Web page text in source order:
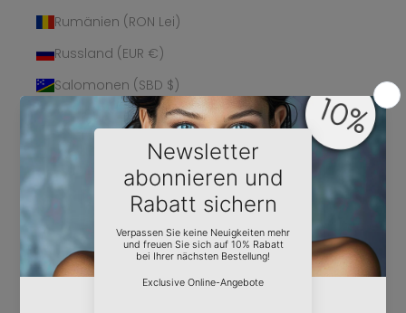
Rumänien (RON Lei)
Russland (EUR €)
Salomonen (SBD $)
Sambia (EUR €)
Samoa (WST T)
San Marino (EUR €)
São Tomé und
Príncipe (STD Db)
Saudi-Arabien (SAR